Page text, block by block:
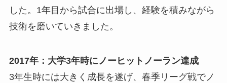
した。1年目から試合に出場し、経験を積みながら
技術を磨いていきました。
2017年：大学3年時にノーヒットノーラン達成
3年生時には大きく成長を遂げ、春季リーグ戦でノ